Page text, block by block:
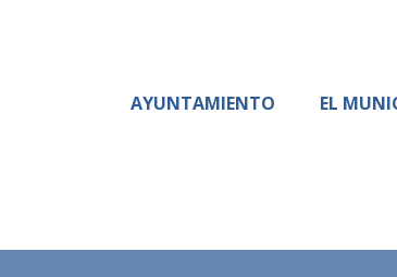
AYUNTAMIENTO EL